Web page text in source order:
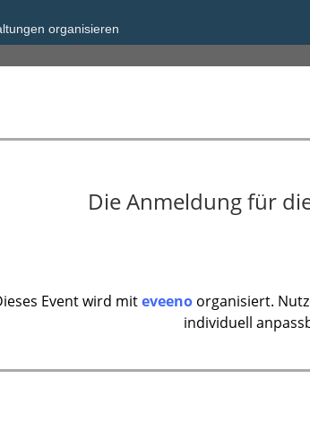
organisieren
26. Nov. 2025 von 09:00 bis 17:00
Die Anmeldung für
Event wird miteveeno organisiert.
individuell